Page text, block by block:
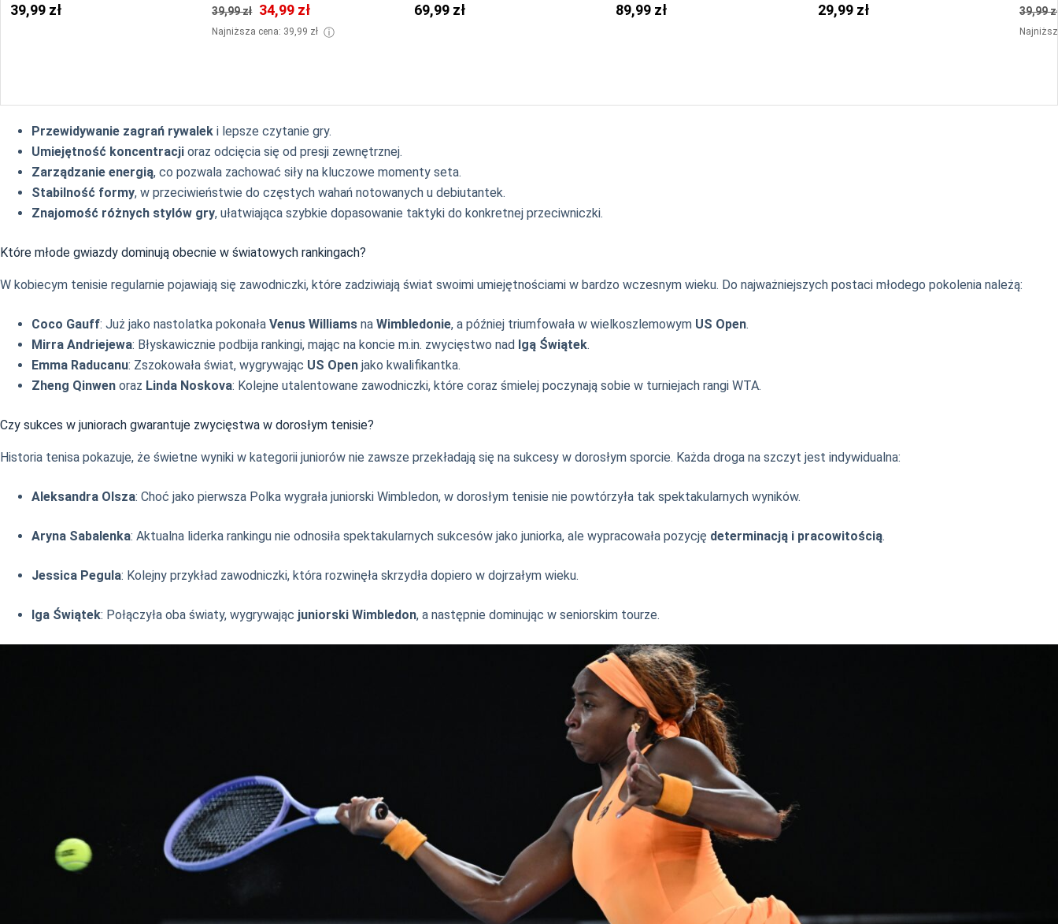
39,99 zł 39,99 zł 34,99 zł
Najniższa cena: 39,99 zł ⓘ
69,99 zł 89,99 zł 29,99 zł 39,99
Przewidywanie zagrań rywalek i lepsze czytanie gry.
Umiejętność koncentracji oraz odcięcia się od presji zewnętrznej.
Zarządzanie energią, co pozwala zachować siły na kluczowe momenty seta.
Stabilność formy, w przeciwieństwie do częstych wahań notowanych u debiutantek.
Znajomość różnych stylów gry, ułatwiająca szybkie dopasowanie taktyki do konkretnej przeciwniczki.
Które młode gwiazdy dominują obecnie w światowych rankingach?
W kobiecym tenisie regularnie pojawiają się zawodniczki, które zadziwiają świat swoimi umiejętnościami w bardzo wczesnym wieku. Do najważniejszych postaci młodego pokolenia należą:
Coco Gauff: Już jako nastolatka pokonała Venus Williams na Wimbledonie, a później triumfowała w wielkoszlemowym US Open.
Mirra Andriejewa: Błyskawicznie podbija rankingi, mając na koncie m.in. zwycięstwo nad Igą Świątek.
Emma Raducanu: Zszokowała świat, wygrywając US Open jako kwalifikantka.
Zheng Qinwen oraz Linda Noskova: Kolejne utalentowane zawodniczki, które coraz śmielej poczynają sobie w turniejach rangi WTA.
Czy sukces w juniorach gwarantuje zwycięstwa w dorosłym tenisie?
Historia tenisa pokazuje, że świetne wyniki w kategorii juniorów nie zawsze przekładają się na sukcesy w dorosłym sporcie. Każda droga na szczyt jest indywidualna:
Aleksandra Olsza: Choć jako pierwsza Polka wygrała juniorski Wimbledon, w dorosłym tenisie nie powtórzyła tak spektakularnych wyników.
Aryna Sabalenka: Aktualna liderka rankingu nie odnosiła spektakularnych sukcesów jako juniorka, ale wypracowała pozycję determinacją i pracowitością.
Jessica Pegula: Kolejny przykład zawodniczki, która rozwinęła skrzydła dopiero w dojrzałym wieku.
Iga Świątek: Połączyła oba światy, wygrywając juniorski Wimbledon, a następnie dominując w seniorskim tourze.